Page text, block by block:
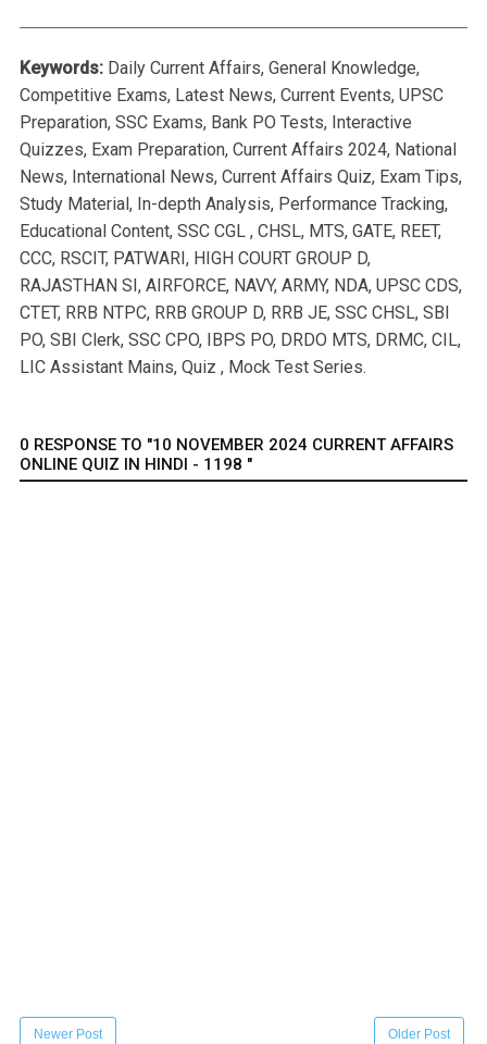
Keywords: Daily Current Affairs, General Knowledge,
Competitive Exams, Latest News, Current Events, UPSC
Preparation, SSC Exams, Bank PO Tests, Interactive
Quizzes, Exam Preparation, Current Affairs 2024, National
News, International News, Current Affairs Quiz, Exam Tips,
Study Material, In-depth Analysis, Performance Tracking,
Educational Content, SSC CGL , CHSL, MTS, GATE, REET,
CCC, RSCIT, PATWARI, HIGH COURT GROUP D,
RAJASTHAN SI, AIRFORCE, NAVY, ARMY, NDA, UPSC CDS,
CTET, RRB NTPC, RRB GROUP D, RRB JE, SSC CHSL, SBI
PO, SBI Clerk, SSC CPO, IBPS PO, DRDO MTS, DRMC, CIL,
LIC Assistant Mains, Quiz , Mock Test Series.
0 RESPONSE TO "10 NOVEMBER 2024 CURRENT AFFAIRS
ONLINE QUIZ IN HINDI - 1198 "
Newer Post Older Post